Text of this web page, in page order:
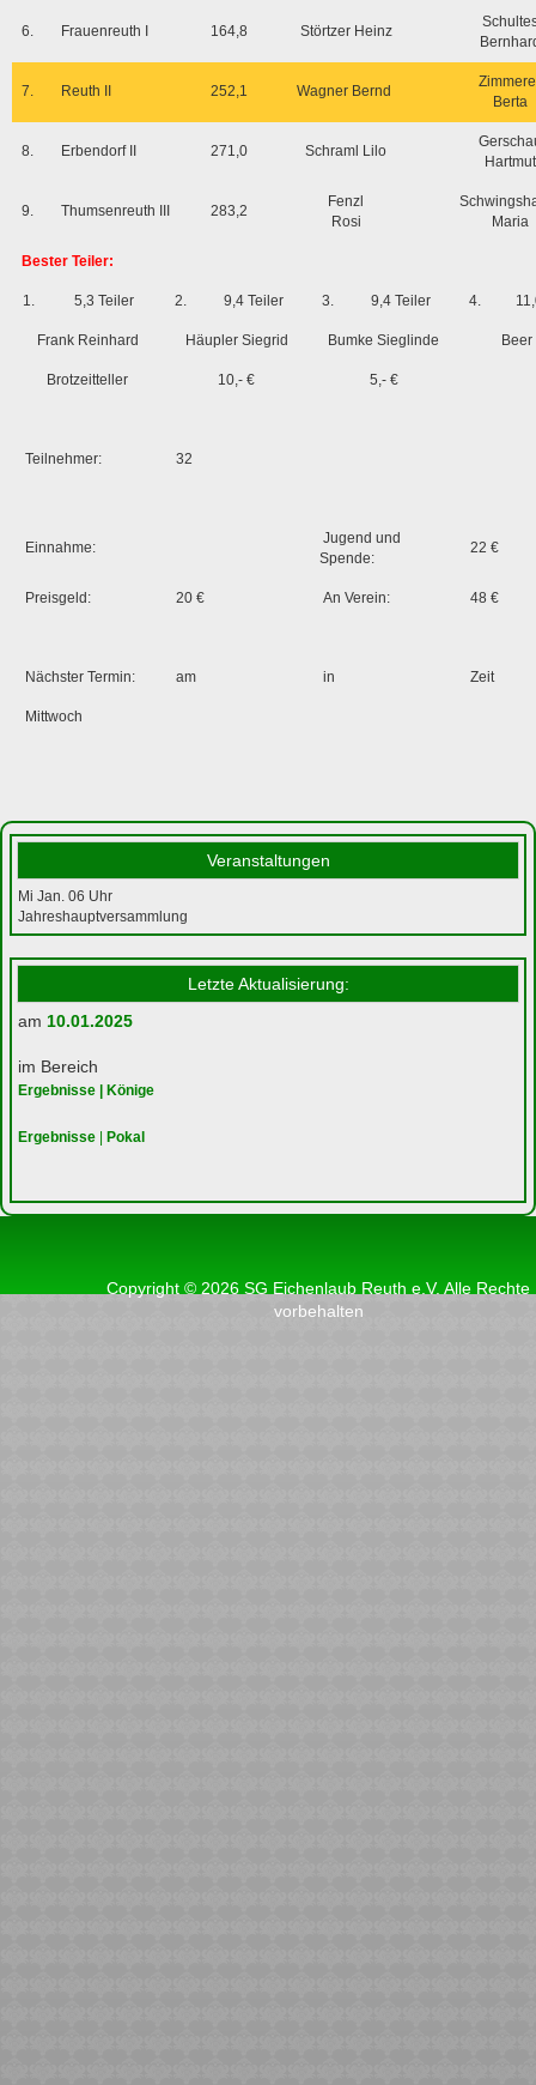
6. Frauenreuth I 164,8 Störtzer Heinz
7. Reuth II 252,1 Wagner Bernd
Berta
8. Erbendorf II 271,0 Schraml Lilo
Hartmut
9. Thumsenreuth III 283,2
Fenzl
Rosi
Maria
Bester Teiler:
1. 5,3 Teiler 2. 9,4 Teiler 3. 9,4 Teiler 4.
Frank Reinhard Häupler Siegrid Bumke Sieglinde Beer
Brotzeitteller 10,- € 5,- €
Teilnehmer: 32
Einnahme:
Jugend und
Spende:
22 €
Preisgeld: 20 € An Verein: 48 €
Nächster Termin: am in Zeit
Mittwoch
Veranstaltungen
Mi Jan. 06 Uhr
Jahreshauptversammlung
Letzte Aktualisierung:
am 10.01.2025
im Bereich
Ergebnisse | Könige
Ergebnisse | Pokal
Copyright © 2026 SG Eichenlaub Reuth e.V. Alle Rechte
vorbehalten